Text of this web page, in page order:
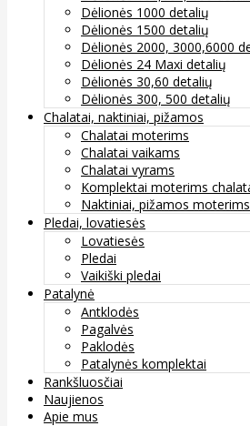
Dėlionės 1000 detalių
Dėlionės 1500 detalių
Dėlionės 2000, 3000,6000
Dėlionės 24 Maxi detalių
Dėlionės 30,60 detalių
Dėlionės 300, 500 detalių
Chalatai, naktiniai, pižamos
Chalatai moterims
Chalatai vaikams
Chalatai vyrams
Komplektai moterims
Naktiniai, pižamos moterims
Pledai, lovatiesės
Lovatiesės
Pledai
Vaikiški pledai
Patalynė
Antklodės
Pagalvės
Paklodės
Patalynės komplektai
Rankšluosčiai
Naujienos
Apie mus